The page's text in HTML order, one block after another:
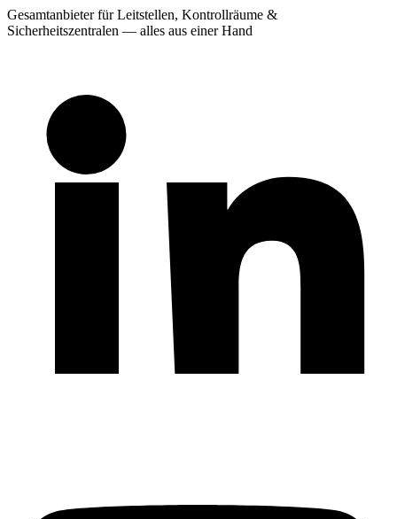
Gesamtanbieter für Leitstellen, Kontrollräume &
Sicherheitszentralen — alles aus einer Hand